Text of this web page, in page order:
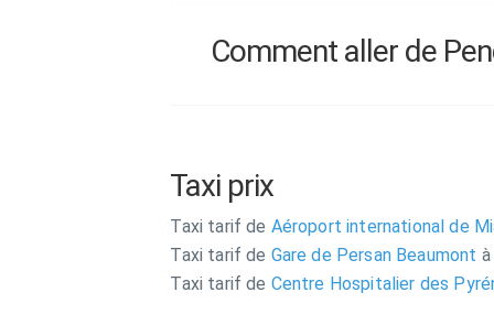
Comment aller de
Taxi prix
Taxi tarif de Aéroport international de
Taxi tarif de Gare de Persan Beaumont à
Taxi tarif de Centre Hospitalier des